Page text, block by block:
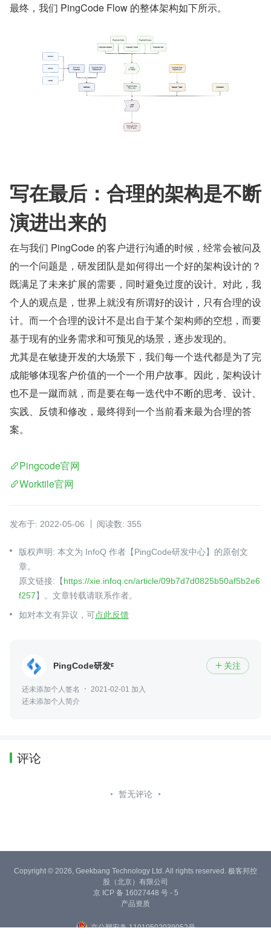
最终，我们 PingCode Flow 的整体架构如下所示。
写在最后：合理的架构是不断
演进出来的
在与我们 PingCode 的客户进行沟通的时候，经常会被问及
的一个问题是，研发团队是如何得出一个好的架构设计的？
既满足了未来扩展的需要，同时避免过度的设计。对此，我
个人的观点是，世界上就没有所谓好的设计，只有合理的设
计。而一个合理的设计不是出自于某个架构师的空想，而要
基于现有的业务需求和可预见的场景，逐步发现的。
尤其是在敏捷开发的大场景下，我们每一个迭代都是为了完
成能够体现客户价值的一个一个用户故事。因此，架构设计
也不是一蹴而就，而是要在每一迭代中不断的思考、设计、
实践、反馈和修改，最终得到一个当前看来最为合理的答
案。
Pingcode官网
Worktile官网
发布于: 2022-05-06 阅读数: 355
版权声明: 本文为 InfoQ 作者【PingCode研发中心】的原创文
章。
原文链接:【https://xie.infoq.cn/article/09b7d7d0825b50af5b2e6
f257】。文章转载请联系作者。
如对本文有异议，可点此反馈
PingCode研发中心  关注
还未添加个人签名
2021-02-01 加入
还未添加个人简介
评论
暂无评论
Copyright © 2026, Geekbang Technology Ltd. All rights reserved. 极客邦控
股（北京）有限公司
京 ICP 备 16027448 号 - 5
产品资质
京公网安备 11010502039052号